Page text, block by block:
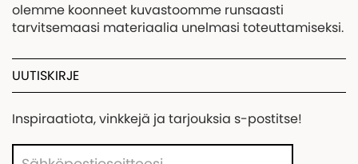
olemme koonneet kuvastoomme runsaasti
tarvitsemaasi materiaalia unelmasi toteuttamiseksi.
UUTISKIRJE
Inspiraatiota, vinkkejä ja tarjouksia s-postitse!